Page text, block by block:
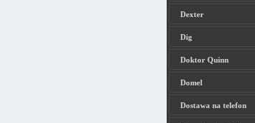
Dexter
Dig
Doktor Quinn
Domel
Dostawa na telefon